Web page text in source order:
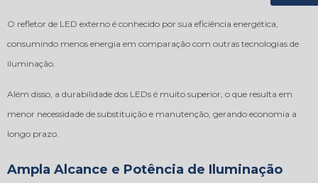
O refletor de LED externo é conhecido por sua eficiência energética,
consumindo menos energia em comparação com outras tecnologias de
iluminação.
Além disso, a durabilidade dos LEDs é muito superior, o que resulta em
menor necessidade de substituição e manutenção, gerando economia a
longo prazo.
Ampla Alcance e Potência de Iluminação